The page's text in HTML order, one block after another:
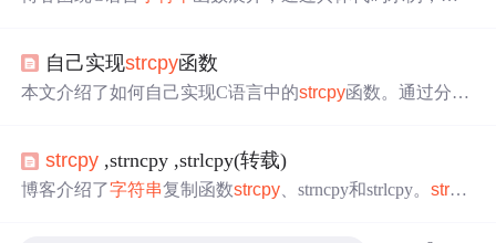
不会自动添加结束符，还指出了比较
类型导致的细节问题 。
自己实现strcpy函数
本文介绍了如何自己实现C语言中的strcpy函数。通过分析
了参考代码。
strcpy ,strncpy ,strlcpy(转载)
博客介绍了字符串复制函数strcpy 、strncpy和strlcpy。strcp